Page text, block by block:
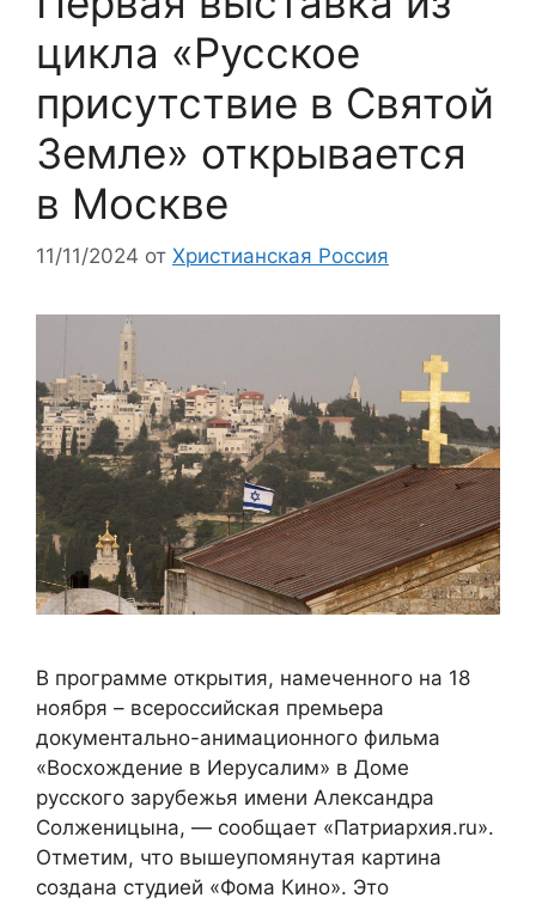
цикла «Русское
присутствие в Святой
Земле» открывается
в Москве
11/11/2024 от Христианская Россия
В программе открытия, намеченного на 18
ноября – всероссийская премьера
документально-анимационного фильма
«Восхождение в Иерусалим» в Доме
русского зарубежья имени Александра
Солженицына, — сообщает «Патриархия.ru».
Отметим, что вышеупомянутая картина
создана студией «Фома Кино». Это